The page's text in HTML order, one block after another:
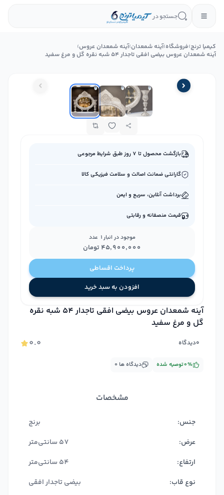
جستجو در
کیمیا ترنج›فروشگاه›آینه شمعدان›آینه شمعدان عروس›
آینه شمعدان عروس بیضی افقی تاجدار 54 شبه نقره گل و مرغ سفید
آینه شمعدان عروس بیضی افقی تاجدار 54 شبه نقره
گل و مرغ سفید
۰.۰
دیدگاه۰
۰ دیدگاه ها توصیه شده۰%
مشخصات
جنس:
برنج
عرض:
57 سانتی‌متر
ارتفاع:
54 سانتی‌متر
نوع قاب:
بیضی تاجدار افقی
بازگشت محصول تا ۷ روز طبق شرایط مرجوعی
گارانتی ضمانت اصالت و سلامت فیزیکی کالا
برداشت آنلاین، سریع و ایمن
قیمت منصفانه و رقابتی
موجود در انبار1 عدد
۴۵٬۹۰۰٬۰۰۰ تومان
پرداخت اقساطی
افزودن به سبد خرید